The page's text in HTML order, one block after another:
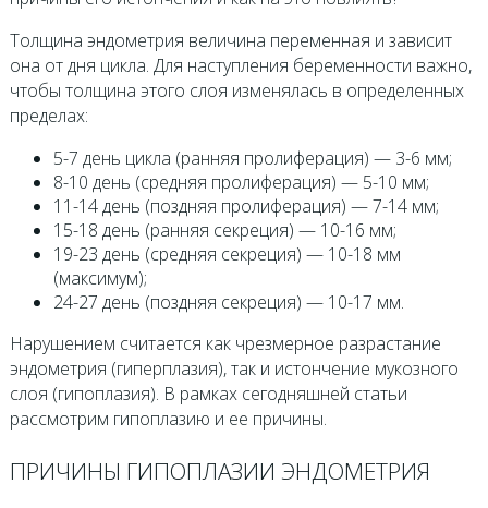
Толщина эндометрия величина переменная и зависит
она от дня цикла. Для наступления беременности важно,
чтобы толщина этого слоя изменялась в определенных
пределах:
5-7 день цикла (ранняя пролиферация) — 3-6 мм;
8-10 день (средняя пролиферация) — 5-10 мм;
11-14 день (поздняя пролиферация) — 7-14 мм;
15-18 день (ранняя секреция) — 10-16 мм;
19-23 день (средняя секреция) — 10-18 мм
(максимум);
24-27 день (поздняя секреция) — 10-17 мм.
Нарушением считается как чрезмерное разрастание
эндометрия (гиперплазия), так и истончение мукозного
слоя (гипоплазия). В рамках сегодняшней статьи
рассмотрим гипоплазию и ее причины.
ПРИЧИНЫ ГИПОПЛАЗИИ ЭНДОМЕТРИЯ